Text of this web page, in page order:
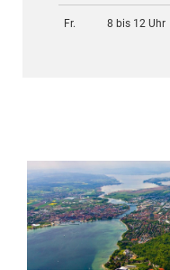
Fr. 8 bis 12 Uhr